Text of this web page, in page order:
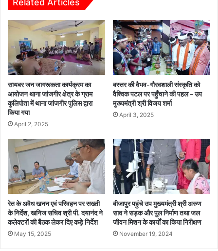
ना
-
ज
द
प
रि
स
र
में
गूं
ज
य
श्री
रा
म
”
के
ज
य
हो
त्स
आ
भ
व्य
आ
यो
ज
न
Related Articles
सायबर जन जागरूकता कार्यक्रम का
आयोजन थाना जांजगीर क्षेत्र के ग्राम
कुलिपोता में थाना जांजगीर पुलिस द्वारा
किया गया
April 2, 2025
बस्तर की वैभव-गौरवशाली संस्कृति को
वैश्विक पटल पर पहुँचाने की पहल – उप
मुख्यमंत्री श्री विजय शर्मा
April 3, 2025
रेत के अवैध खनन एवं परिवहन पर सख्ती
के निर्देश, खनिज सचिव श्री पी. दयानंद ने
कलेक्टरों की बैठक लेकर दिए कड़े निर्देश
May 15, 2025
बीजापुर पहुंचे उप मुख्यमंत्री श्री अरुण
साव ने सड़क और पुल निर्माण तथा जल
जीवन मिशन के कार्यों का किया निरीक्षण
November 19, 2024